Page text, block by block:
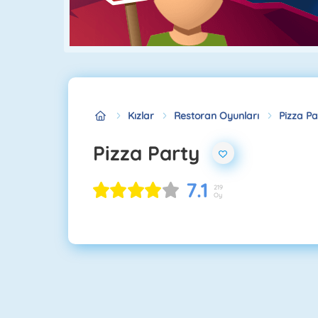
Kızlar Restoran Oyunları Pizza
Pizza Party
7.1
219
Oy